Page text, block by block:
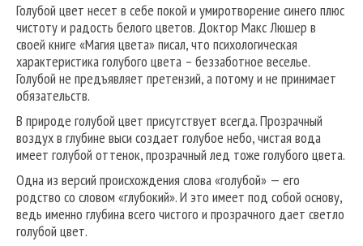
Голубой цвет несет в себе покой и умиротворение синего плюс
чистоту и радость белого цветов. Доктор Макс Люшер в
своей книге «Магия цвета» писал, что психологическая
характеристика голубого цвета – беззаботное веселье.
Голубой не предъявляет претензий, а потому и не принимает
обязательств.
В природе голубой цвет присутствует всегда. Прозрачный
воздух в глубине выси создает голубое небо, чистая вода
имеет голубой оттенок, прозрачный лед тоже голубого цвета.
Одна из версий происхождения слова «голубой» — его
родство со словом «глубокий». И это имеет под собой основу,
ведь именно глубина всего чистого и прозрачного дает светло
голубой цвет.